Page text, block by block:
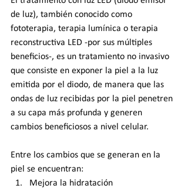
de luz), también conocido como
fototerapia, terapia lumínica o terapia
reconstructiva LED -por sus múltiples
beneficios-, es un tratamiento no invasivo
que consiste en exponer la piel a la luz
emitida por el diodo, de manera que las
ondas de luz recibidas por la piel penetren
a su capa más profunda y generen
cambios beneficiosos a nivel celular.
Entre los cambios que se generan en la
piel se encuentran:
Mejora la hidratación